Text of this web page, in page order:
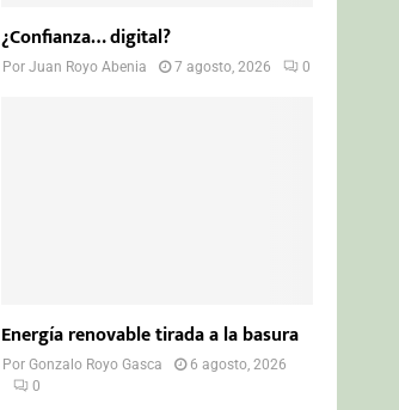
¿Confianza… digital?
PorJuan Royo Abenia 7 agosto, 2026 0
Energía renovable tirada a la basura
PorGonzalo Royo Gasca
6 agosto, 2026
0